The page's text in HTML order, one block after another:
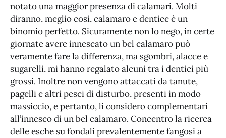
notato una maggior presenza di calamari. Molti
diranno, meglio cosi, calamaro e dentice è un
binomio perfetto. Sicuramente non lo nego, in certe
giornate avere innescato un bel calamaro può
veramente fare la differenza, ma sgombri, alacce e
sugarelli, mi hanno regalato alcuni tra i dentici più
grossi. Inoltre non vengono attaccati da tanute,
pagelli e altri pesci di disturbo, presenti in modo
massiccio, e pertanto, li considero complementari
all’innesco di un bel calamaro. Concentro la ricerca
delle esche su fondali prevalentemente fangosi a